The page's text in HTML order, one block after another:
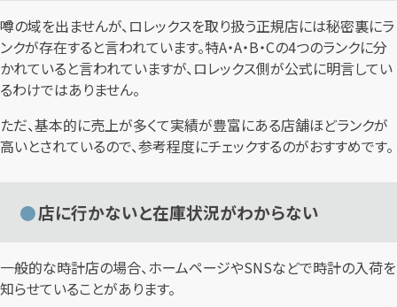
噂の域を出ませんが、ロレックスを取り扱う正規店には秘密裏にラ
ンクが存在すると言われています。特A・A・B・Cの4つのランクに分
かれていると言われていますが、ロレックス側が公式に明言してい
るわけではありません。
ただ、基本的に売上が多くて実績が豊富にある店舗ほどランクが
高いとされているので、参考程度にチェックするのがおすすめです。
店に行かないと在庫状況がわからない
一般的な時計店の場合、ホームページやSNSなどで時計の入荷を
知らせていることがあります。